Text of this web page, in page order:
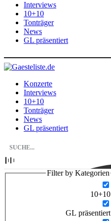
Interviews
10+10
Tonträger
News
GL präsentiert
Konzerte
Interviews
10+10
Tonträger
News
GL präsentiert
Filter by Kategorien
10+10
GL präsentiert